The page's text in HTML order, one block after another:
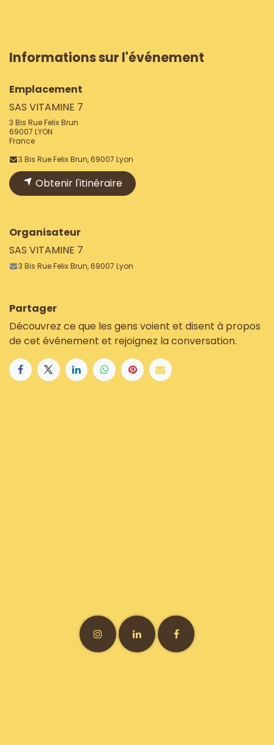
Informations sur l'événement
Emplacement
SAS VITAMINE 7
3 Bis Rue Felix Brun
69007 LYON
France
3 Bis Rue Felix Brun, 69007 Lyon
Obtenir l'itinéraire
Organisateur
SAS VITAMINE 7
3 Bis Rue Felix Brun, 69007 Lyon
Partager
Découvrez ce que les gens voient et disent à propos
de cet événement et rejoignez la conversation.